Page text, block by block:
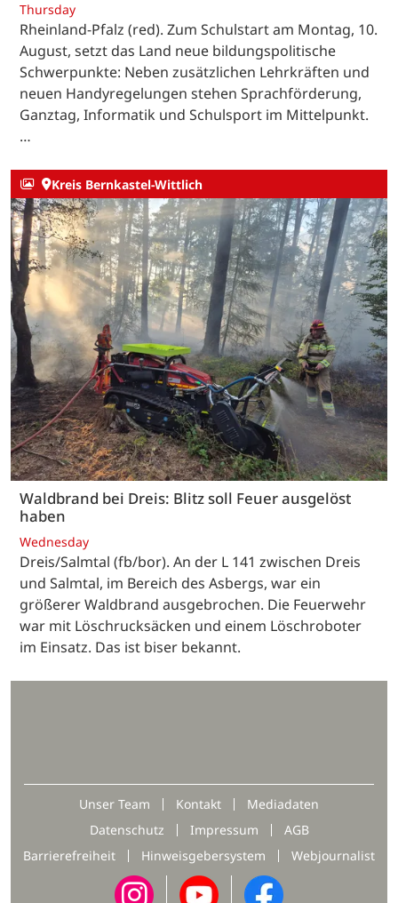
Thursday
Rheinland-Pfalz (red). Zum Schulstart am Montag, 10.
August, setzt das Land neue bildungspolitische
Schwerpunkte: Neben zusätzlichen Lehrkräften und
neuen Handyregelungen stehen Sprachförderung,
Ganztag, Informatik und Schulsport im Mittelpunkt.
…
Kreis Bernkastel-Wittlich
Waldbrand bei Dreis: Blitz soll Feuer ausgelöst
haben
Wednesday
Dreis/Salmtal (fb/bor). An der L 141 zwischen Dreis
und Salmtal, im Bereich des Asbergs, war ein
größerer Waldbrand ausgebrochen. Die Feuerwehr
war mit Löschrucksäcken und einem Löschroboter
im Einsatz. Das ist biser bekannt.
Unser Team Kontakt
Mediadaten
Datenschutz
Impressum
AGB
Barrierefreiheit
Hinweisgebersystem Webjournalist